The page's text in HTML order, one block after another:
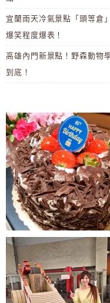
宜蘭雨天冷氣景點「頭等倉
爆笑程度爆表！
高雄內門新景點！野森動物
到底！